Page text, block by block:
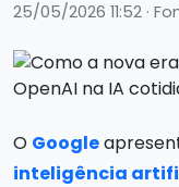
25/05/2026 11:52 ·
O Google
inteligência